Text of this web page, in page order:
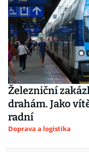
Železniční
drahám. Jako
radní
Doprava a logistika